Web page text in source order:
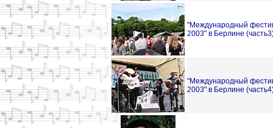
"Международный
2003" в Берлине
"Международный
2003" в Берлине